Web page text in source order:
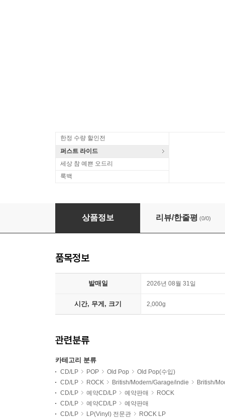
한정 수량 할인전
퍼스트 라이드
세상 참 예쁜 오드리
룩백
Bob Azzam & The Great Expectation (밥 아
상품정보 리뷰/한줄평 (0/0)
품목정보
발매일 2026년 08월 31일
시간, 무게, 크기 2,000g
관련분류
카테고리 분류
CD/LP POP Old Pop
Old Pop(수입)
CD/LP
ROCK British/Modern/Garage/indie
British/
CD/LP
예약CD/LP 예약판매
ROCK
CD/LP
예약CD/LP
예약판매
CD/LP
LP(Vinyl) 전문관
ROCK LP